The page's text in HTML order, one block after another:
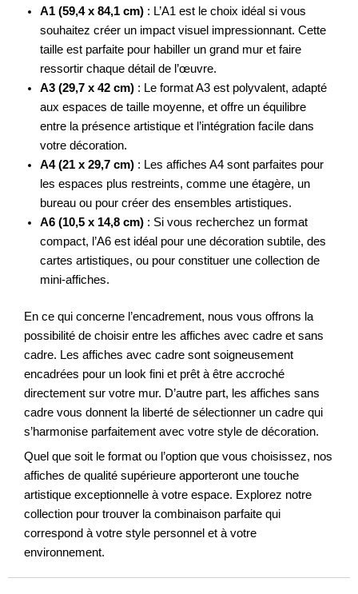
A1 (59,4 x 84,1 cm) : L’A1 est le choix idéal si vous
souhaitez créer un impact visuel impressionnant. Cette
taille est parfaite pour habiller un grand mur et faire
ressortir chaque détail de l’œuvre.
A3 (29,7 x 42 cm) : Le format A3 est polyvalent, adapté
aux espaces de taille moyenne, et offre un équilibre
entre la présence artistique et l’intégration facile dans
votre décoration.
A4 (21 x 29,7 cm) : Les affiches A4 sont parfaites pour
les espaces plus restreints, comme une étagère, un
bureau ou pour créer des ensembles artistiques.
A6 (10,5 x 14,8 cm) : Si vous recherchez un format
compact, l’A6 est idéal pour une décoration subtile, des
cartes artistiques, ou pour constituer une collection de
mini-affiches.
En ce qui concerne l’encadrement, nous vous offrons la
possibilité de choisir entre les affiches avec cadre et sans
cadre. Les affiches avec cadre sont soigneusement
encadrées pour un look fini et prêt à être accroché
directement sur votre mur. D’autre part, les affiches sans
cadre vous donnent la liberté de sélectionner un cadre qui
s’harmonise parfaitement avec votre style de décoration.
Quel que soit le format ou l’option que vous choisissez, nos
affiches de qualité supérieure apporteront une touche
artistique exceptionnelle à votre espace. Explorez notre
collection pour trouver la combinaison parfaite qui
correspond à votre style personnel et à votre
environnement.